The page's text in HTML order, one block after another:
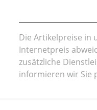
Die Artikelpreise in
Internetpreis
zusätzliche
informieren wir Sie